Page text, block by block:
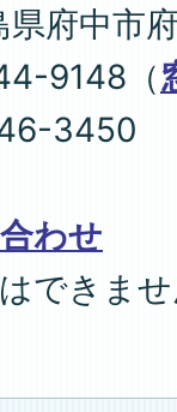
府中市
9148（
3450
わせ
できま